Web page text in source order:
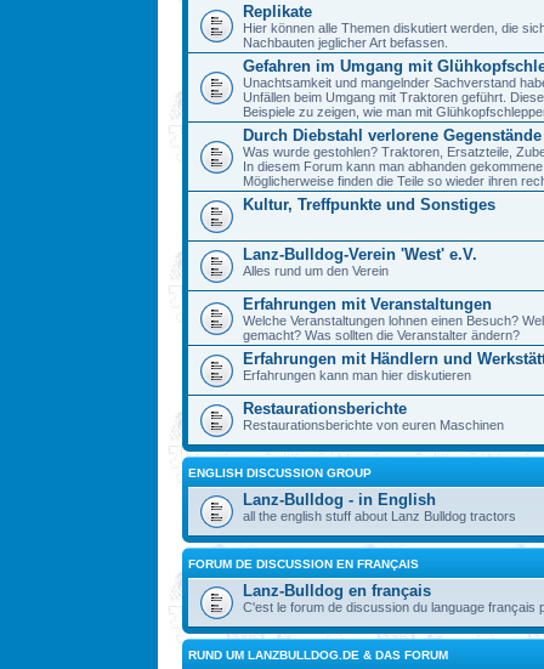
Replikate
Hier können alle Themen diskutiert werden, die
Nachbauten jeglicher Art befassen.
Gefahren im Umgang mit
Unachtsamkeit und mangelnder Sachverstand
Unfällen beim Umgang mit Traktoren geführt.
Beispiele zu zeigen, wie man mit
Durch Diebstahl verlorene Gegenstände
Was wurde gestohlen? Traktoren, Ersatzteile,
In diesem Forum kann man abhanden
Möglicherweise finden die Teile so wieder ihren
Kultur, Treffpunkte und Sonstiges
Lanz-Bulldog-Verein 'West' e.V.
Alles rund um den Verein
Erfahrungen mit Veranstaltungen
Welche Veranstaltungen lohnen einen Besuch?
gemacht? Was sollten die Veranstalter ändern?
Erfahrungen mit Händlern und
Erfahrungen kann man hier diskutieren
Restaurationsberichte
Restaurationsberichte von euren Maschinen
ENGLISH DISCUSSION GROUP
Lanz-Bulldog - in English
all the english stuff about Lanz Bulldog tractors
FORUM DE DISCUSSION EN FRANÇAIS
Lanz-Bulldog en français
C'est le forum de discussion du language français
RUND UM LANZBULLDOG.DE & DAS FORUM